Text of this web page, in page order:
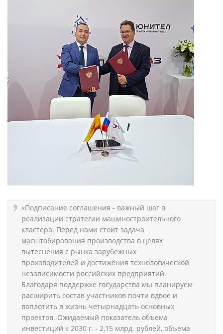
«Подписание соглашения - важный шаг в
реализации стратегии машиностроительного
кластера. Перед нами стоит задача
масштабирования производства в целях
вытеснения с рынка зарубежных
производителей и достижения технологической
независимости российских предприятий.
Благодаря поддержке государства мы планируем
расширить состав участников почти вдвое и
воплотить в жизнь четырнадцать основных
проектов. Ожидаемый показатель объема
инвестиций к 2030 г. - 2,15 млрд. рублей, объема